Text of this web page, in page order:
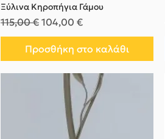
Ξύλινα Κηροπήγια Γάμου
Κανονική τιμή
115,00 € Τιμή Έκπτωσης
104,00 €
Προσθήκη στο καλάθι